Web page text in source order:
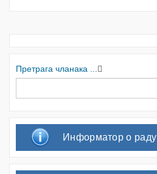
Претрага чланака ...
Информатор о раду